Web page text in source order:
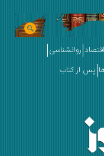
روانشناسی
کتاب